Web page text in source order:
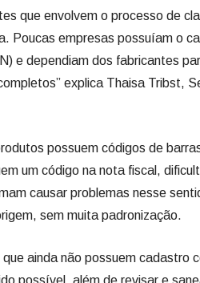
que envolvem o processo de
Poucas empresas possuíam o
e dependiam dos fabricantes
explica Thaisa Tribst,
possuem códigos de
um código na nota fiscal,
causar problemas nesse
sem muita padronização.
ainda não possuem cadastro
possível, além de revisar e